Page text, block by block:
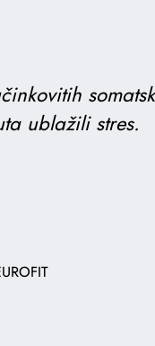
ublažili stres.